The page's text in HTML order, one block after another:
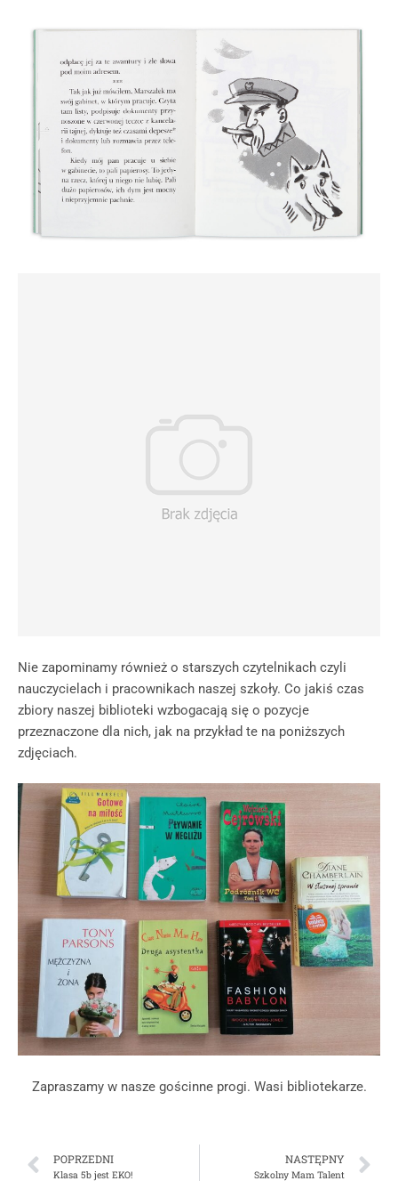
Nie zapominamy również o starszych czytelnikach czyli
nauczycielach i pracownikach naszej szkoły. Co jakiś czas
zbiory naszej biblioteki wzbogacają się o pozycje
przeznaczone dla nich, jak na przykład te na poniższych
zdjęciach.
Zapraszamy w nasze gościnne progi. Wasi bibliotekarze.
POPRZEDNI
Klasa 5b jest EKO!
NASTĘPNY
Szkolny Mam Talent